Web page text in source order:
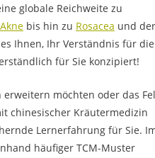
globale Reichweite zu
Akne bis hin zu Rosacea und
Ihnen, Ihr Verständnis für die
für Sie konzipiert!
möchten oder das
chinesischer Kräutermedizin
Lernerfahrung für Sie.
häufiger TCM-Muster